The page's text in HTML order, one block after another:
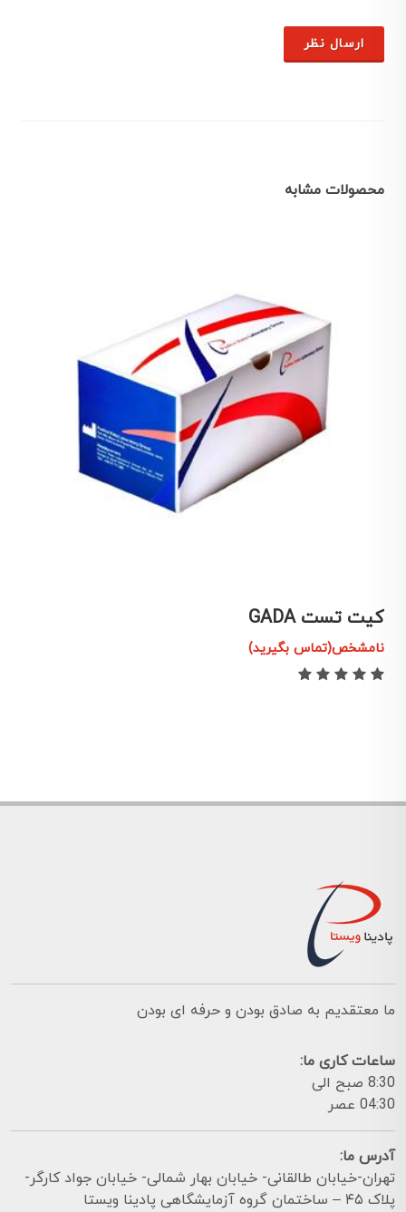
ارسال نظر
محصولات مشابه
کیت تست GADA
نامشخص(تماس بگیرید)
ما معتقدیم به صادق بودن و حرفه ای بودن
ساعات کاری ما:
8:30 صبح الی
04:30 عصر
آدرس ما:
تهران-خیابان طالقانی- خیابان بهار شمالی- خیابان جواد کارگر-
پلاک ۴۵ – ساختمان گروه آزمایشگاهی پادینا ویستا